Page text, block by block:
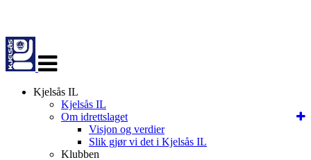
navigasjon
Kjelsås IL
Kjelsås IL
Om idrettslaget
Visjon og verdier
Slik gjør vi det i Kjelsås IL
Klubben